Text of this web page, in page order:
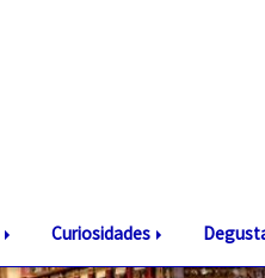
Curiosidades